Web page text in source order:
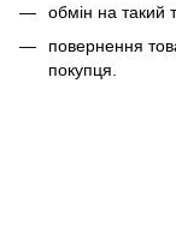
обмін на такий
повернення
покупця.